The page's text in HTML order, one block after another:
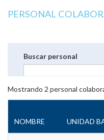
PERSONAL
Buscar personal
Mostrando 2 personal
NOMBRE UNIDAD